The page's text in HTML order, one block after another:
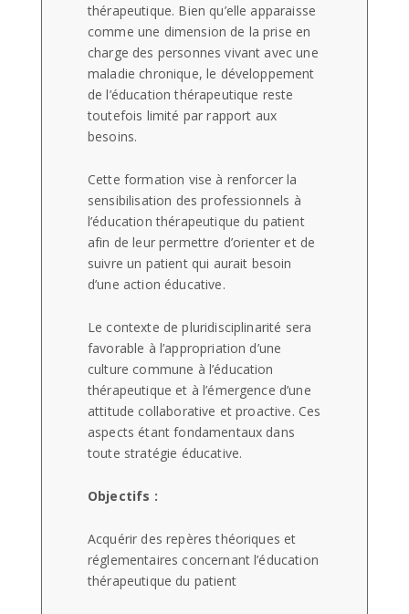
thérapeutique. Bien qu’elle apparaisse
comme une dimension de la prise en
charge des personnes vivant avec une
maladie chronique, le développement
de l’éducation thérapeutique reste
toutefois limité par rapport aux
besoins.
Cette formation vise à renforcer la
sensibilisation des professionnels à
l’éducation thérapeutique du patient
afin de leur permettre d’orienter et de
suivre un patient qui aurait besoin
d’une action éducative.
Le contexte de pluridisciplinarité sera
favorable à l’appropriation d’une
culture commune à l’éducation
thérapeutique et à l’émergence d’une
attitude collaborative et proactive. Ces
aspects étant fondamentaux dans
toute stratégie éducative.
Objectifs :
Acquérir des repères théoriques et
réglementaires concernant l’éducation
thérapeutique du patient